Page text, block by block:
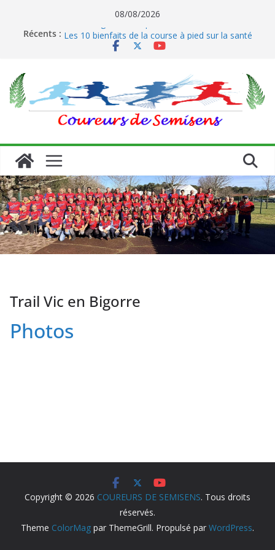
08/08/2026
Récents : Les 10 bienfaits de la course à pied sur la santé
Trail Vic en Bigorre
Photos
Copyright © 2026 COUREURS DE SEMISENS. Tous droits
réservés.
Theme ColorMag par ThemeGrill. Propulsé par WordPress.